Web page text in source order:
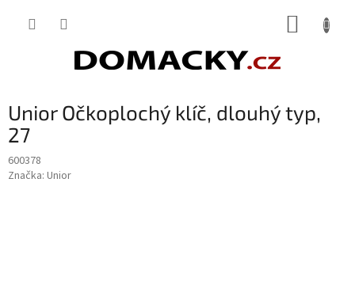
Unior Očkoplochý klíč, dlouhý typ,
27
600378
Značka: Unior